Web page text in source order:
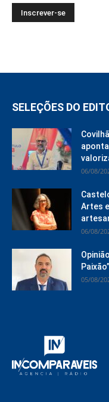
SELEÇÕES DO
06/08/
Artes
06/08/
05/08/